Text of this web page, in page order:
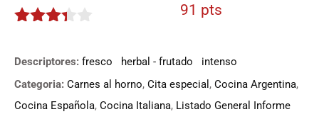
91 pts
Descriptores: fresco herbal - frutado
intenso
Categoria: Carnes al horno, Cita especial , Cocina Argentina,
Cocina Española, Cocina Italiana, Listado General Informe